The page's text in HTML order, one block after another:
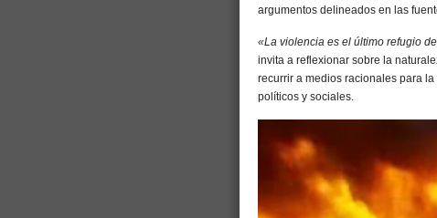
argumentos delineados en las
«La violencia es el último refugio
invita a reflexionar sobre la
recurrir a medios racionales para
políticos y sociales.